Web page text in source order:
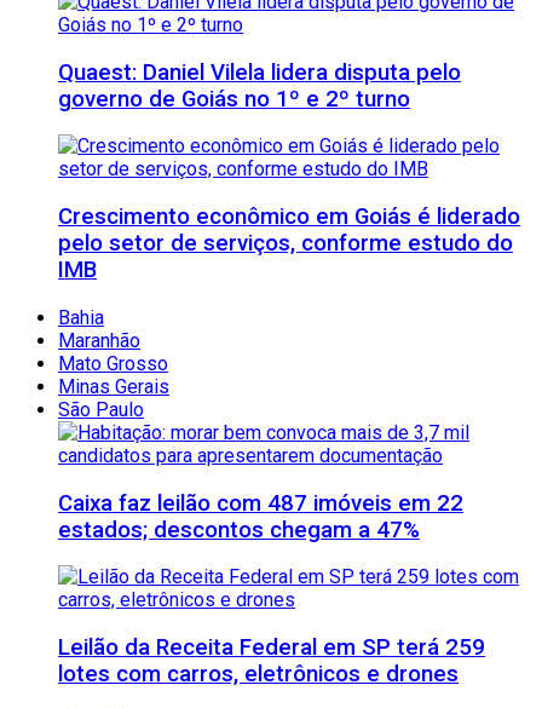
Quaest: Daniel Vilela lidera disputa pelo
governo de Goiás no 1º e 2º turno
Crescimento econômico em Goiás é liderado
pelo setor de serviços, conforme estudo do
IMB
Bahia
Maranhão
Mato Grosso
Minas Gerais
São Paulo
Caixa faz leilão com 487 imóveis em 22
estados; descontos chegam a 47%
Leilão da Receita Federal em SP terá 259
lotes com carros, eletrônicos e drones